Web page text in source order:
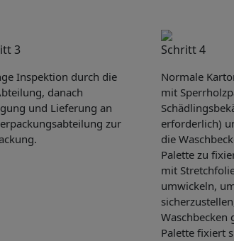
3
Inspektion durch die
danach
und Lieferung an
zur
Schritt 4
Normale
mit
erforderlich)
die
Palette zu
mit
umwickeln,
Waschbecken
Palette fixiert